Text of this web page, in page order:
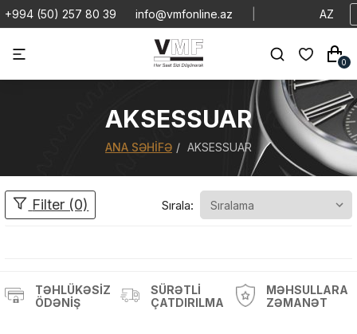
+994 (50) 257 80 39 info@vmfonline.az AZ
0
AKSESSUAR
ANA SƏHIFƏ AKSESSUAR
Filter (0) Sırala:
Məhsul(lar) səbətə əlavə edildi
TƏHLÜKƏSIZ
ÖDƏNIŞ
SÜRƏTLI
ÇATDIRILMA
MƏHSULLARA
ZƏMANƏT